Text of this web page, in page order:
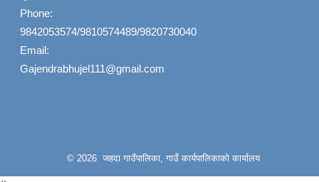
Phone:
9842053574/9810574489/9820730040
Email:
Gajendrabhujel111@gmail.com
© 2026 जहदा गाउँपालिका, गाउँ कार्यपालिकाको कार्यालय